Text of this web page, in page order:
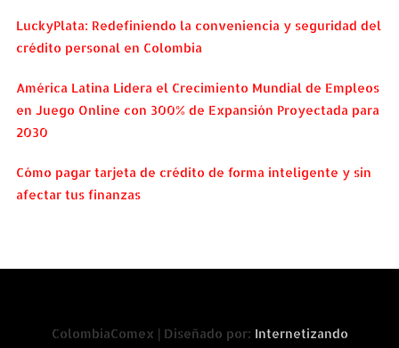
LuckyPlata: Redefiniendo la conveniencia y seguridad del
crédito personal en Colombia
América Latina Lidera el Crecimiento Mundial de Empleos
en Juego Online con 300% de Expansión Proyectada para
2030
Cómo pagar tarjeta de crédito de forma inteligente y sin
afectar tus finanzas
ColombiaComex | Diseñado por: Internetizando